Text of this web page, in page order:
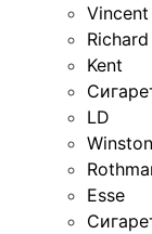
Vincent
Richard
Kent
LD
Winston
Esse